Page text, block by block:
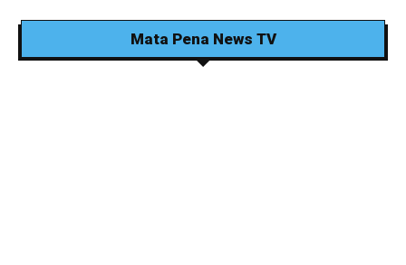
Mata Pena News TV